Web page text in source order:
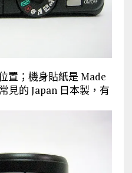
置；機身貼紙是 Made
見的 Japan 日本製，有